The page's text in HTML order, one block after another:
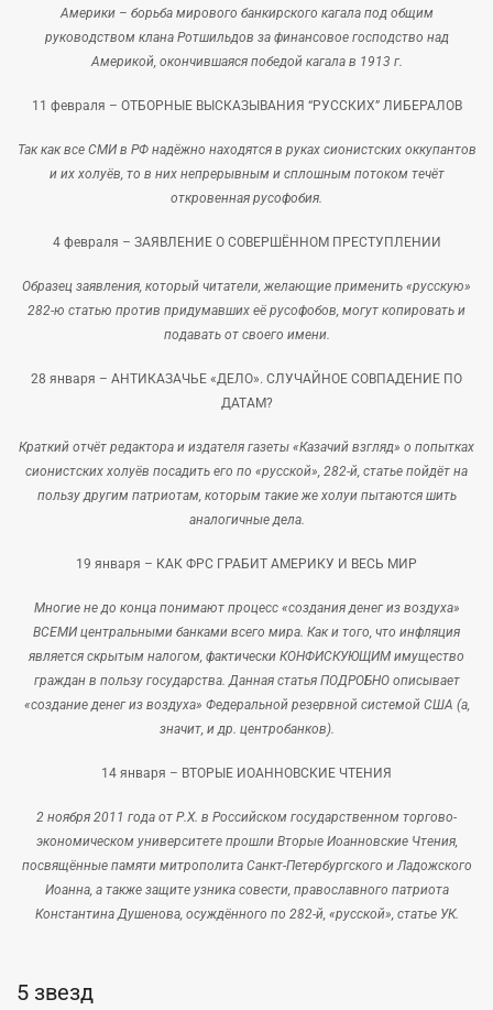
Америки – борьба мирового банкирского кагала под общим
руководством клана Ротшильдов за финансовое господство над
Америкой, окончившаяся победой кагала в 1913 г.
11 февраля – ОТБОРНЫЕ ВЫСКАЗЫВАНИЯ “РУССКИХ” ЛИБЕРАЛОВ
Так как все СМИ в РФ надёжно находятся в руках сионистских оккупантов
и их холуёв, то в них непрерывным и сплошным потоком течёт
откровенная русофобия.
4 февраля – ЗАЯВЛЕНИЕ О СОВЕРШЁННОМ ПРЕСТУПЛЕНИИ
Образец заявления, который читатели, желающие применить «русскую»
282-ю статью против придумавших её русофобов, могут копировать и
подавать от своего имени.
28 января – АНТИКАЗАЧЬЕ «ДЕЛО». СЛУЧАЙНОЕ СОВПАДЕНИЕ ПО
ДАТАМ?
Краткий отчёт редактора и издателя газеты «Казачий взгляд» о попытках
сионистских холуёв посадить его по «русской», 282-й, статье пойдёт на
пользу другим патриотам, которым такие же холуи пытаются шить
аналогичные дела.
19 января – КАК ФРС ГРАБИТ АМЕРИКУ И ВЕСЬ МИР
Многие не до конца понимают процесс «создания денег из воздуха»
ВСЕМИ центральными банками всего мира. Как и того, что инфляция
является скрытым налогом, фактически КОНФИСКУЮЩИМ имущество
граждан в пользу государства. Данная статья ПОДРОБНО описывает
«создание денег из воздуха» Федеральной резервной системой США (а,
значит, и др. центробанков).
14 января – ВТОРЫЕ ИОАННОВСКИЕ ЧТЕНИЯ
2 ноября 2011 года от Р.Х. в Российском государственном торгово-
экономическом университете прошли Вторые Иоанновские Чтения,
посвящённые памяти митрополита Санкт-Петербургского и Ладожского
Иоанна, а также защите узника совести, православного патриота
Константина Душенова, осуждённого по 282-й, «русской», статье УК.
5 звезд